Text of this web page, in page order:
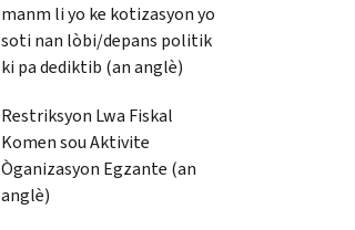
manm li yo ke kotizasyon yo
soti nan lòbi/depans politik
ki pa dediktib (an anglè)
Restriksyon Lwa Fiskal
Komen sou Aktivite
Òganizasyon Egzante (an
anglè)